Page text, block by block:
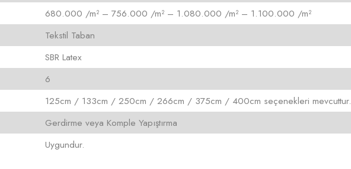
680.000 /m² – 756.000 /m² – 1.080.000 /m² – 1.100.000 /m²
Tekstil Taban
SBR Latex
6
125cm / 133cm / 250cm / 266cm / 375cm / 400cm seçenekleri mevcuttur.
Gerdirme veya Komple Yapıştırma
Uygundur.